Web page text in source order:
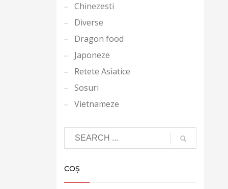
Chinezesti
Diverse
Dragon food
Japoneze
Retete Asiatice
Sosuri
Vietnameze
COȘ